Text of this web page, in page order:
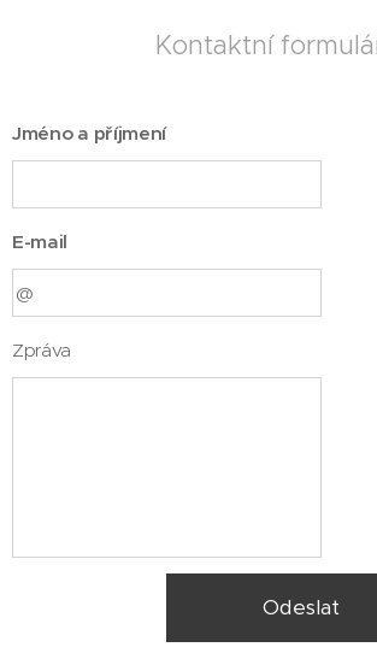
Kontaktní
Jméno a příjmení
E-mail
Zpráva
Odeslat